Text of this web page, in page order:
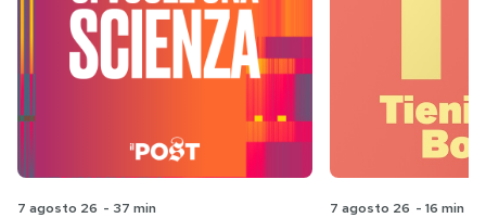
7 agosto 26 - 37 min 7 agosto 26 - 16 min